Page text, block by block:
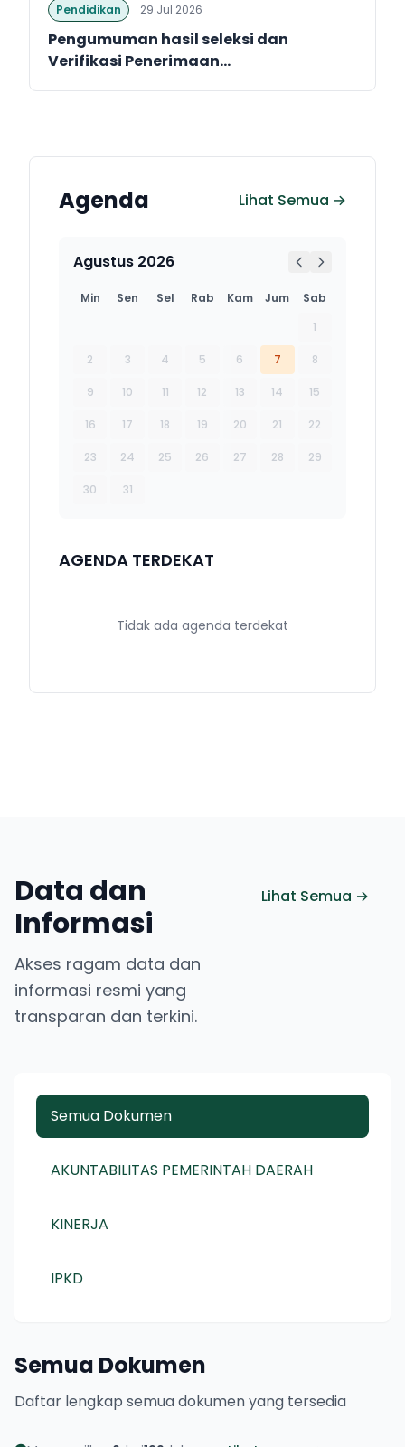
Pendidikan 29 Jul 2026
Pengumuman hasil seleksi dan
Verifikasi Penerimaan...
Agenda Lihat Semua →
Agustus 2026
Min Sen Sel Rab Kam Jum
Sab
1
2 3 4 5 6 7 8
9 10 11 12 13 14 15
16 17 18 19 20 21 22
23 24 25 26 27 28 29
30 31
AGENDA TERDEKAT
Tidak ada agenda terdekat
Data dan
Informasi
Akses ragam data dan
informasi resmi yang
transparan dan terkini.
Lihat Semua →
Semua Dokumen
AKUNTABILITAS PEMERINTAH DAERAH
KINERJA
IPKD
Semua Dokumen
Daftar lengkap semua dokumen yang tersedia